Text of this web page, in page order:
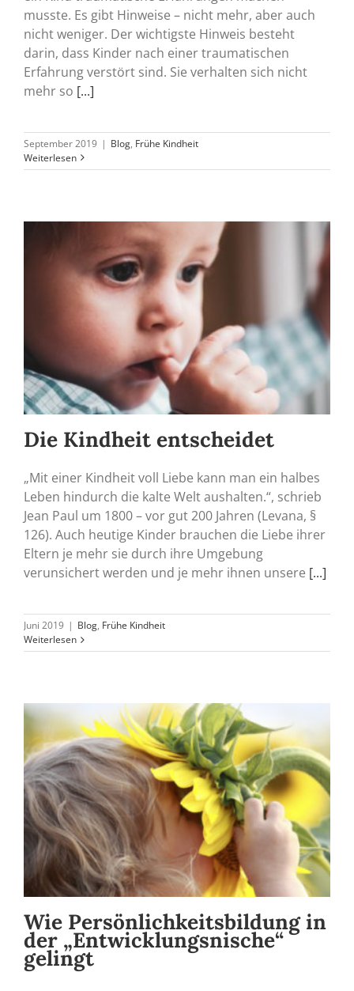
musste. Es gibt Hinweise – nicht mehr, aber auch
nicht weniger. Der wichtigste Hinweis besteht
darin, dass Kinder nach einer traumatischen
Erfahrung verstört sind. Sie verhalten sich nicht
mehr so [...]
September 2019 | Blog, Frühe Kindheit
Weiterlesen
Die Kindheit entscheidet
„Mit einer Kindheit voll Liebe kann man ein halbes
Leben hindurch die kalte Welt aushalten.“, schrieb
Jean Paul um 1800 – vor gut 200 Jahren (Levana, §
126). Auch heutige Kinder brauchen die Liebe ihrer
Eltern je mehr sie durch ihre Umgebung
verunsichert werden und je mehr ihnen unsere [...]
Juni 2019 | Blog, Frühe Kindheit
Weiterlesen
Wie Persönlichkeitsbildung in
der „Entwicklungsnische“
gelingt